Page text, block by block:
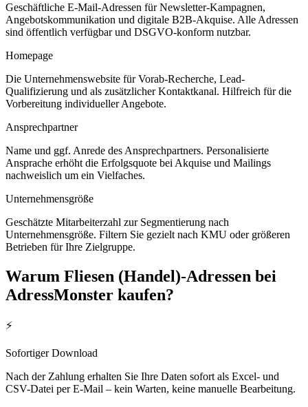
Geschäftliche E-Mail-Adressen für Newsletter-Kampagnen,
Angebotskommunikation und digitale B2B-Akquise. Alle Adressen
sind öffentlich verfügbar und DSGVO-konform nutzbar.
Homepage
Die Unternehmenswebsite für Vorab-Recherche, Lead-
Qualifizierung und als zusätzlicher Kontaktkanal. Hilfreich für die
Vorbereitung individueller Angebote.
Ansprechpartner
Name und ggf. Anrede des Ansprechpartners. Personalisierte
Ansprache erhöht die Erfolgsquote bei Akquise und Mailings
nachweislich um ein Vielfaches.
Unternehmensgröße
Geschätzte Mitarbeiterzahl zur Segmentierung nach
Unternehmensgröße. Filtern Sie gezielt nach KMU oder größeren
Betrieben für Ihre Zielgruppe.
Warum Fliesen (Handel)-Adressen bei
AdressMonster kaufen?
⚡
Sofortiger Download
Nach der Zahlung erhalten Sie Ihre Daten sofort als Excel- und
CSV-Datei per E-Mail – kein Warten, keine manuelle Bearbeitung.